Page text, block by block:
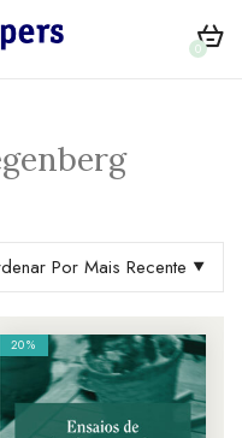
0
Por Mais Recente
20%